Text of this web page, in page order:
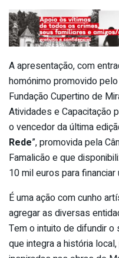
A apresentação, com
homónimo promovido
Fundação Cupertino de
Atividades e Capacitação
o vencedor da última
Rede”, promovida pela
Famalicão e que
10 mil euros para
É uma ação com cunho
agregar as diversas
Tem o intuito de difundir
que integra a história